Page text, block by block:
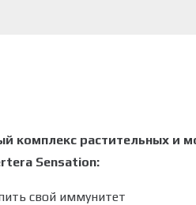
комплекс растительных и
Sensation:
свой иммунитет